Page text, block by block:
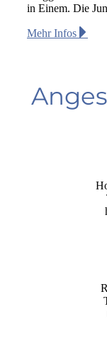
in Einem. Die
Mehr Infos